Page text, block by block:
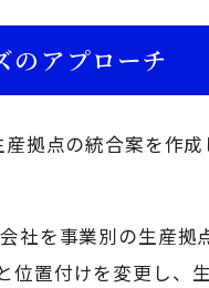
のアプローチ
拠点の統合案を作成
社を事業別の生産拠
位置付けを変更し、